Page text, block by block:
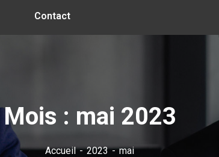
Contact
Mois : mai 2023
Accueil 2023 mai